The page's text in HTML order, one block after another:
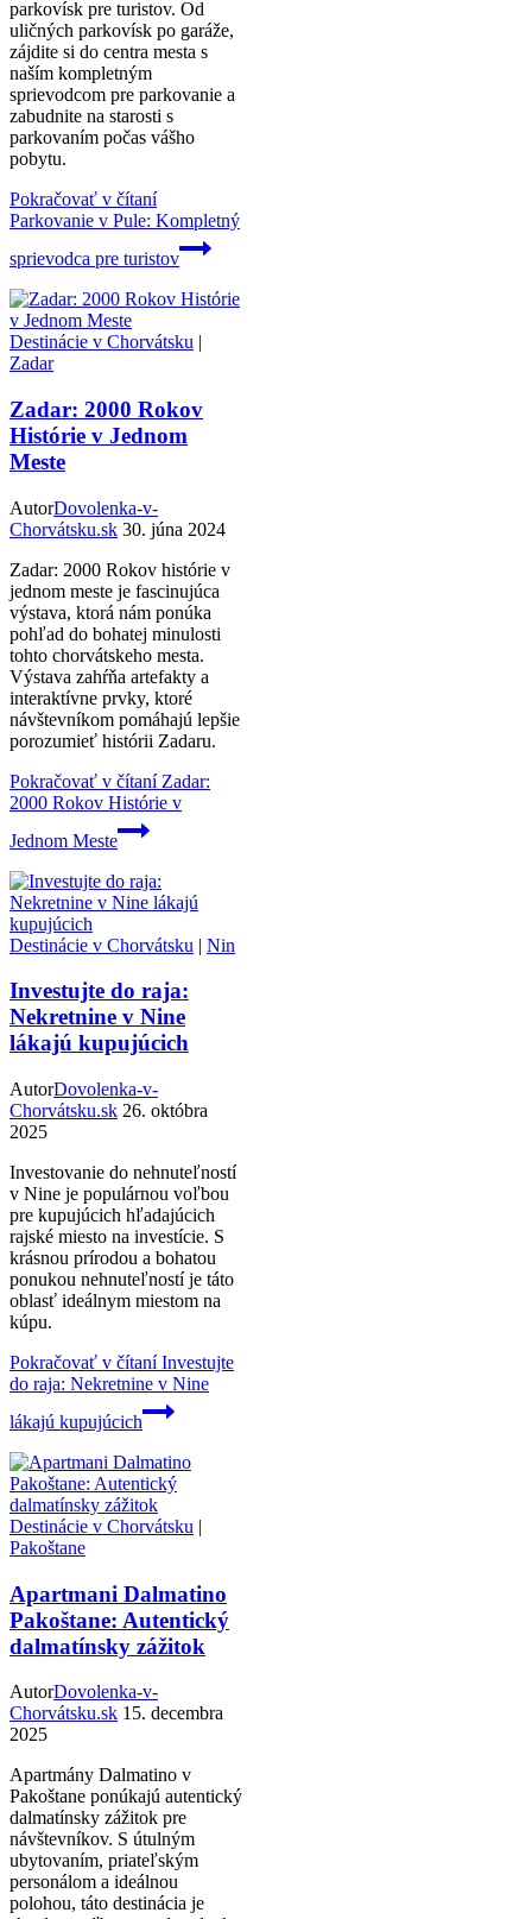
parkovísk pre turistov. Od
uličných parkovísk po garáže,
zájdite si do centra mesta s
naším kompletným
sprievodcom pre parkovanie a
zabudnite na starosti s
parkovaním počas vášho
pobytu.
Pokračovať v čítaní
Parkovanie v Pule: Kompletný
sprievodca pre turistov
Destinácie v Chorvátsku |
Zadar
Zadar: 2000 Rokov
Histórie v Jednom
Meste
AutorDovolenka-v-
Chorvátsku.sk 30. júna 2024
Zadar: 2000 Rokov histórie v
jednom meste je fascinujúca
výstava, ktorá nám ponúka
pohľad do bohatej minulosti
tohto chorvátskeho mesta.
Výstava zahŕňa artefakty a
interaktívne prvky, ktoré
návštevníkom pomáhajú lepšie
porozumieť histórii Zadaru.
Pokračovať v čítaníZadar:
2000 Rokov Histórie v
Jednom Meste
Destinácie v Chorvátsku | Nin
Investujte do raja:
Nekretnine v Nine
lákajú kupujúcich
AutorDovolenka-v-
Chorvátsku.sk 26. októbra
2025
Investovanie do nehnuteľností
v Nine je populárnou voľbou
pre kupujúcich hľadajúcich
rajské miesto na investície. S
krásnou prírodou a bohatou
ponukou nehnuteľností je táto
oblasť ideálnym miestom na
kúpu.
Pokračovať v čítaníInvestujte
do raja: Nekretnine v Nine
lákajú kupujúcich
Destinácie v Chorvátsku |
Pakoštane
Apartmani Dalmatino
Pakoštane: Autentický
dalmatínsky zážitok
AutorDovolenka-v-
Chorvátsku.sk 15. decembra
2025
Apartmány Dalmatino v
Pakoštane ponúkajú autentický
dalmatínsky zážitok pre
návštevníkov. S útulným
ubytovaním, priateľským
personálom a ideálnou
polohou, táto destinácia je